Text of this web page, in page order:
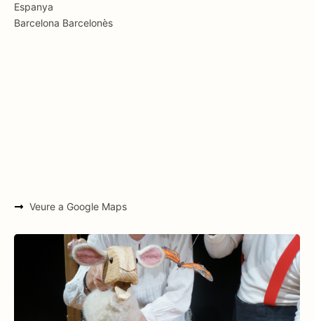
Espanya
Barcelona Barcelonès
Veure a Google Maps